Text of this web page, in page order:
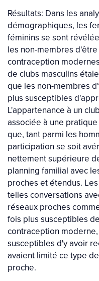
Résultats: Dans les
démographiques, les
féminins se sont
les non-membres
contraception
de clubs masculins
que les non-membres
plus susceptibles
L'appartenance à un
associée à une
que, tant parmi les
participation se soit
nettement supérieure
planning familial avec
proches et étendus.
telles conversations
réseaux proches
fois plus susceptibles
contraception
susceptibles d'y avoir
avaient limité ce type
proche.